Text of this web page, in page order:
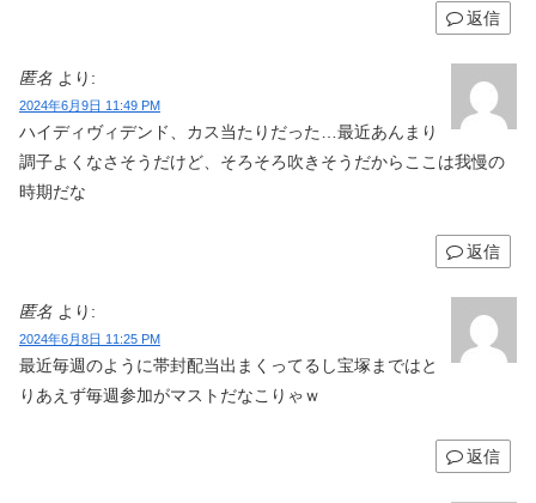
返信
匿名 より:
2024年6月9日 11:49 PM
ハイディヴィデンド、カス当たりだった…最近あんまり
調子よくなさそうだけど、そろそろ吹きそうだからここは我慢の
時期だな
返信
匿名 より:
2024年6月8日 11:25 PM
最近毎週のように帯封配当出まくってるし宝塚まではと
りあえず毎週参加がマストだなこりゃｗ
返信